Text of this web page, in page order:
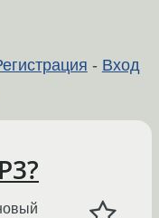
- Вход